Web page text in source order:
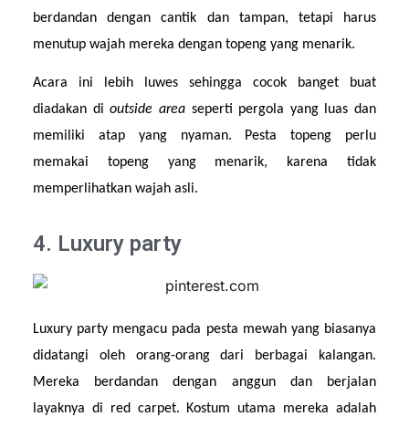
berdandan dengan cantik dan tampan, tetapi harus
menutup wajah mereka dengan topeng yang menarik.
Acara ini lebih luwes sehingga cocok banget buat
diadakan di outside area seperti pergola yang luas dan
memiliki atap yang nyaman. Pesta topeng perlu
memakai topeng yang menarik, karena tidak
memperlihatkan wajah asli.
4. Luxury party
Luxury party mengacu pada pesta mewah yang biasanya
didatangi oleh orang-orang dari berbagai kalangan.
Mereka berdandan dengan anggun dan berjalan
layaknya di red carpet. Kostum utama mereka adalah